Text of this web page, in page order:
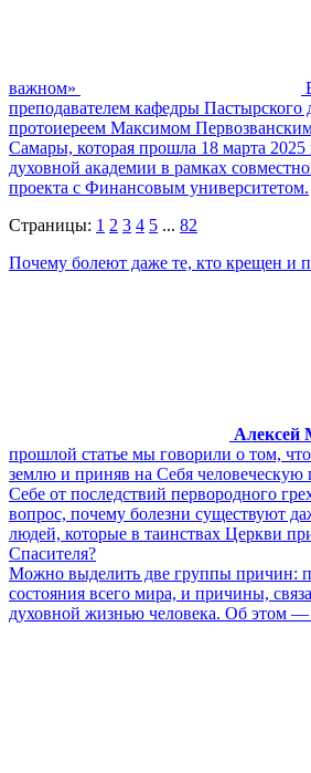
важном»
преподавателем кафедры Пастырского
протоиереем Максимом
Самары, которая прошла 18 марта 2025
духовной академии в рамках
проекта с Финансовым университетом.
Страницы: 1 2 3 4 5 ... 82
Почему болеют даже те, кто крещен и
Алексей
прошлой статье мы говорили о том,
землю и приняв на Себя человеческую
Себе от последствий первородного
вопрос, почему болезни существуют
людей, которые в таинствах Церкви
Спасителя?
Можно выделить две группы причин:
состояния всего мира, и причины,
духовной жизнью человека. Об этом —